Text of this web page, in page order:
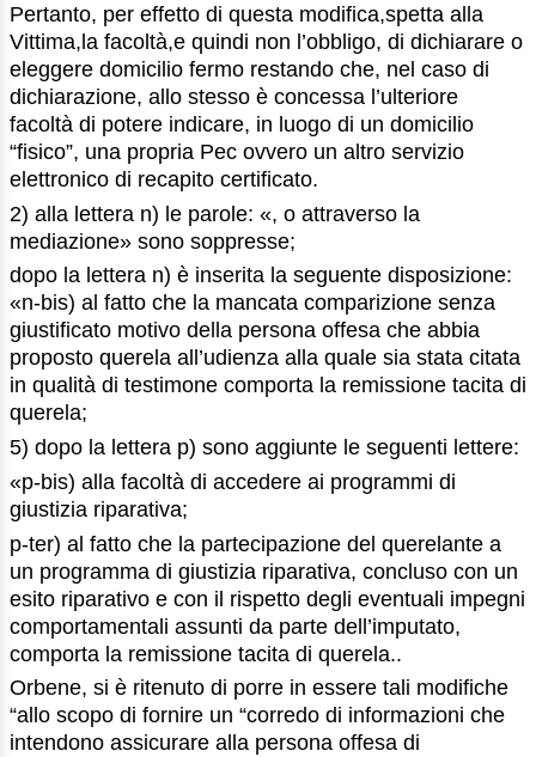
Pertanto, per effetto di questa modifica,spetta alla
Vittima,la facoltà,e quindi non l’obbligo, di dichiarare o
eleggere domicilio fermo restando che, nel caso di
dichiarazione, allo stesso è concessa l’ulteriore
facoltà di potere indicare, in luogo di un domicilio
“fisico”, una propria Pec ovvero un altro servizio
elettronico di recapito certificato.
2) alla lettera n) le parole: «, o attraverso la
mediazione» sono soppresse;
dopo la lettera n) è inserita la seguente disposizione:
«n-bis) al fatto che la mancata comparizione senza
giustificato motivo della persona offesa che abbia
proposto querela all’udienza alla quale sia stata citata
in qualità di testimone comporta la remissione tacita di
querela;
5) dopo la lettera p) sono aggiunte le seguenti lettere:
«p-bis) alla facoltà di accedere ai programmi di
giustizia riparativa;
p-ter) al fatto che la partecipazione del querelante a
un programma di giustizia riparativa, concluso con un
esito riparativo e con il rispetto degli eventuali impegni
comportamentali assunti da parte dell’imputato,
comporta la remissione tacita di querela..
Orbene, si è ritenuto di porre in essere tali modifiche
“allo scopo di fornire un “corredo di informazioni che
intendono assicurare alla persona offesa di